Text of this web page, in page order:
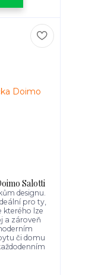
Salotti
designu.
pro ty,
kterého lze
a zároveň
či domu